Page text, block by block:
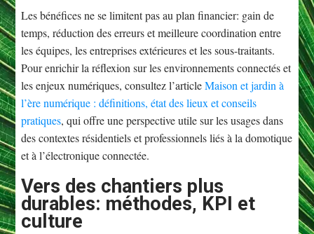
Les bénéfices ne se limitent pas au plan financier: gain de
temps, réduction des erreurs et meilleure coordination entre
les équipes, les entreprises extérieures et les sous-traitants.
Pour enrichir la réflexion sur les environnements connectés et
les enjeux numériques, consultez l’articleMaison et jardin à
l’ère numérique : définitions, état des lieux et conseils
pratiques, qui offre une perspective utile sur les usages dans
des contextes résidentiels et professionnels liés à la domotique
et à l’électronique connectée.
Vers des chantiers plus
durables: méthodes, KPI et
culture